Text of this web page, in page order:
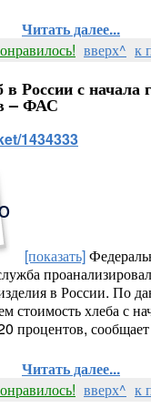
Читать далее...
вверх^ к
России с начала
– ФАС
1434333
[показать]
в России. По
стоимость хлеба с
процентов,
Читать далее...
вверх^ к